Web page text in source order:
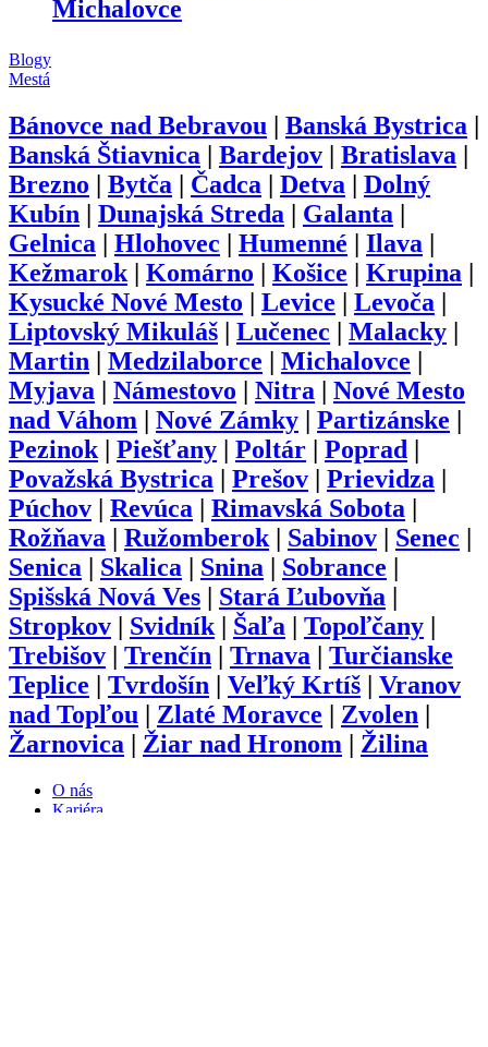
Michalovce
Blogy
Mestá
Bánovce nad Bebravou | Banská Bystrica |
Banská Štiavnica | Bardejov | Bratislava |
Brezno | Bytča | Čadca | Detva | Dolný
Kubín | Dunajská Streda | Galanta |
Gelnica | Hlohovec | Humenné | Ilava |
Kežmarok | Komárno | Košice | Krupina |
Kysucké Nové Mesto | Levice | Levoča |
Liptovský Mikuláš | Lučenec | Malacky |
Martin | Medzilaborce | Michalovce |
Myjava | Námestovo | Nitra | Nové Mesto
nad Váhom | Nové Zámky | Partizánske |
Pezinok | Piešťany | Poltár | Poprad |
Považská Bystrica | Prešov | Prievidza |
Púchov | Revúca | Rimavská Sobota |
Rožňava | Ružomberok | Sabinov | Senec |
Senica | Skalica | Snina | Sobrance |
Spišská Nová Ves | Stará Ľubovňa |
Stropkov | Svidník | Šaľa | Topoľčany |
Trebišov | Trenčín | Trnava | Turčianske
Teplice | Tvrdošín | Veľký Krtíš | Vranov
nad Topľou | Zlaté Moravce | Zvolen |
Žarnovica | Žiar nad Hronom | Žilina
O nás
Kariéra